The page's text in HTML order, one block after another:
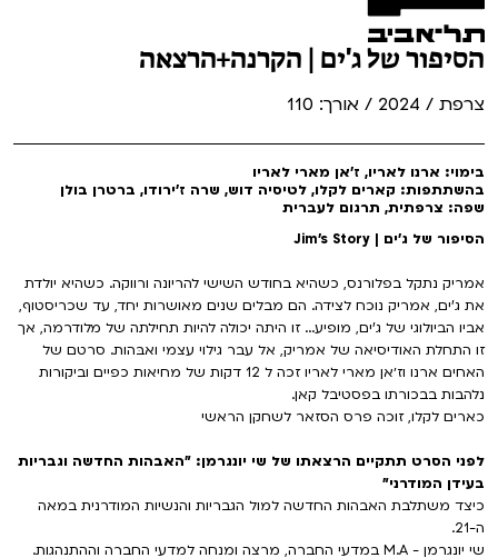
הסיפור של ג'ים | הקרנה+הרצאה
צרפת / 2024 / אורך: 110
בימוי: ארנו לאריו, ז׳אן מארי לאריו
בהשתתפות: קארים לקלו, לטיסיה דוש, שרה ז'ירודו, ברטרן בולן
שפה: צרפתית, תרגום לעברית
הסיפור של ג'ים | Jim's Story
אמריק נתקל בפלורנס, כשהיא בחודש השישי להריונה ורווקה. כשהיא יולדת
את ג'ים, אמריק נוכח לצידה. הם מבלים שנים מאושרות יחד, עד שכריסטוף,
אביו הביולוגי של ג'ים, מופיע... זו היתה יכולה להיות תחילתה של מלודרמה, אך
זו התחלת האודיסיאה של אמריק, אל עבר גילוי עצמי ואבּהות. סרטם של
האחים ארנו וז׳אן מארי לאריו זכה ל 12 דקות של מחיאות כפיים וביקורות
נלהבות בבכורתו בפסטיבל קאן.
כארים לקלו, זוכה פרס הסזאר לשחקן הראשי
לפני הסרט תתקיים הרצאתו של שי יונגרמן: "האבהות החדשה וגבריות
בעידן המודרני"
כיצד משתלבת האבהות החדשה למול הגבריות והנשיות המודרנית במאה
ה-21.
שי יונגרמן - M.A במדעי החברה, מרצה ומנחה למדעי החברה וההתנהגות.